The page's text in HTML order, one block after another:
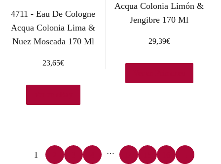
4711 - Eau De Cologne
Acqua Colonia Lima &
Nuez Moscada 170 Ml
23,65€
Acqua Colonia Limón &
Jengibre 170 Ml
29,39€
1 …